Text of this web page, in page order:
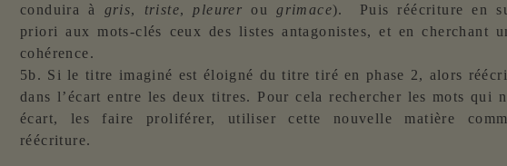
conduira à gris, triste, pleurer ougrimace). Puis réécriture en
priori aux mots-clés ceux des listes antagonistes, et en cherchant
cohérence.
5b. Si le titre imaginé est éloigné du titre tiré en phase 2, alors
dans l’écart entre les deux titres. Pour cela rechercher les mots qui
écart, les faire proliférer, utiliser cette nouvelle matière
réécriture.